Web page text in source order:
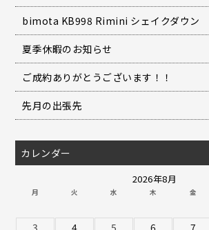
bimota KB998 Rimini シェイクダウン
夏季休暇のお知らせ
ご成約ありがとうございます！！
先月の出張先
カレンダー
2026年8月
月 火 水 木 金
3
4 5 6 7